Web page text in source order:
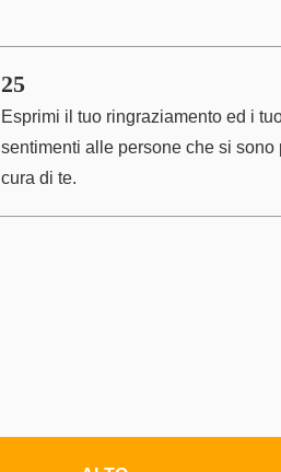
25
Esprimi il tuo ringraziamento ed i
sentimenti alle persone che si sono
cura di te.